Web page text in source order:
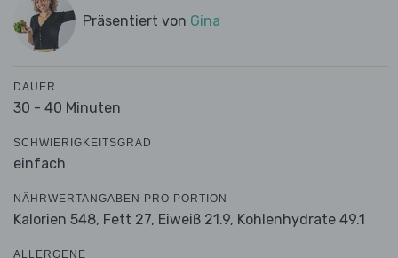
Präsentiert von Gina
DAUER
30 - 40 Minuten
SCHWIERIGKEITSGRAD
einfach
NÄHRWERTANGABEN PRO PORTION
Kalorien 548, Fett 27, Eiweiß 21.9, Kohlenhydrate 49.1
ALLERGENE